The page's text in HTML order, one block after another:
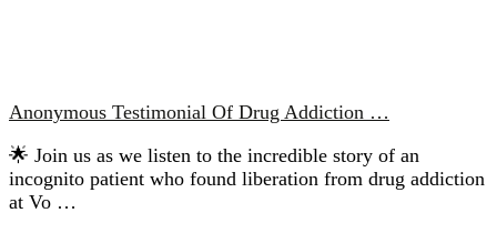
Anonymous Testimonial Of Drug Addiction …
🌟 Join us as we listen to the incredible story of an
incognito patient who found liberation from drug addiction
at Vo …